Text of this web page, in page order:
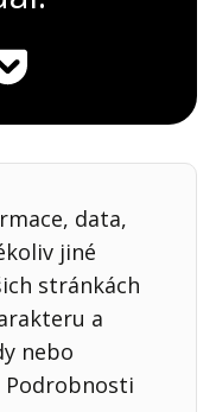
data,
jiné
stránkách
a
nebo
Podrobnosti